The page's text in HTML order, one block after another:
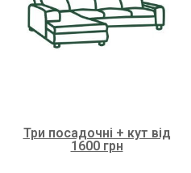
Три посадочні + кут від
1600 грн